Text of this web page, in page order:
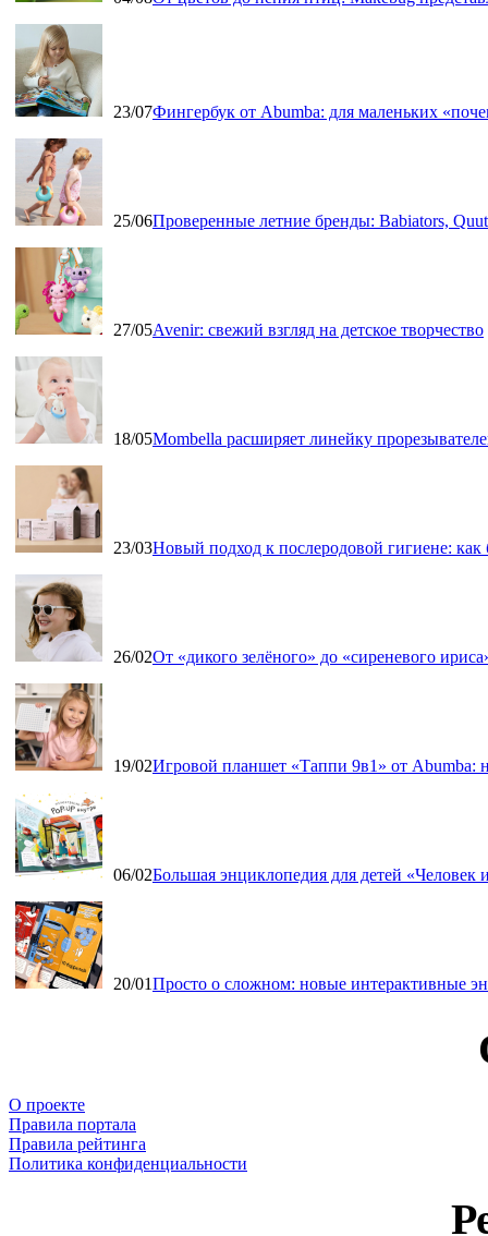
23/07Фингербук от Abumba: для маленьких
25/06Проверенные летние бренды: Babiators,
27/05Avenir: свежий взгляд на детское творчество
18/05Mombella расширяет линейку
23/03Новый подход к послеродовой гигиене:
26/02От «дикого зелёного» до «сиреневого
19/02Игровой планшет «Таппи 9в1» от Abumba:
06/02Большая энциклопедия для детей
20/01Просто о сложном: новые интерактивные
О проекте
Правила портала
Правила рейтинга
Политика конфиденциальности